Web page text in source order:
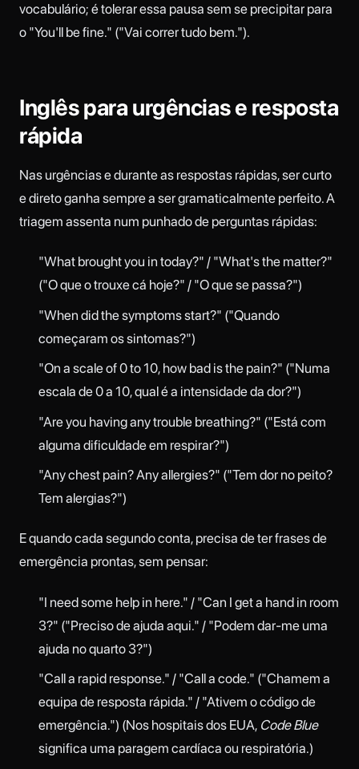
vocabulário; é tolerar essa pausa sem se precipitar para
o "You'll be fine." ("Vai correr tudo bem.").
Inglês para urgências e resposta
rápida
Nas urgências e durante as respostas rápidas, ser curto
e direto ganha sempre a ser gramaticalmente perfeito. A
triagem assenta num punhado de perguntas rápidas:
"What brought you in today?" / "What's the matter?"
("O que o trouxe cá hoje?" / "O que se passa?")
"When did the symptoms start?" ("Quando
começaram os sintomas?")
"On a scale of 0 to 10, how bad is the pain?" ("Numa
escala de 0 a 10, qual é a intensidade da dor?")
"Are you having any trouble breathing?" ("Está com
alguma dificuldade em respirar?")
"Any chest pain? Any allergies?" ("Tem dor no peito?
Tem alergias?")
E quando cada segundo conta, precisa de ter frases de
emergência prontas, sem pensar:
"I need some help in here." / "Can I get a hand in room
3?" ("Preciso de ajuda aqui." / "Podem dar-me uma
ajuda no quarto 3?")
"Call a rapid response." / "Call a code." ("Chamem a
equipa de resposta rápida." / "Ativem o código de
emergência.") (Nos hospitais dos EUA, Code Blue
significa uma paragem cardíaca ou respiratória.)